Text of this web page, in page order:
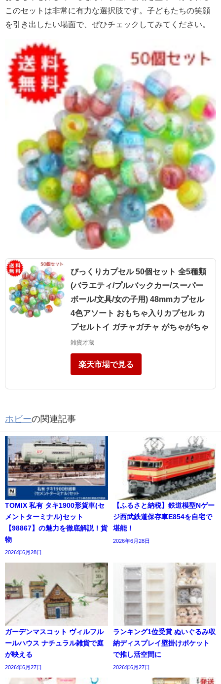
このセットは非常に有力な選択肢です。子どもたちの笑顔
を引き出したい場面で、ぜひチェックしてみてください。
びっくりカプセル 50個セット 全5種類
(バラエティ/プルバックカー/スーパー
ボール/文具/女の子用) 48mmカプセル
4色アソート おもちゃ入りカプセル カ
プセルトイ ガチャガチャ がちゃがちゃ
雑貨才蔵
楽天市場で見る
ホビーの関連記事
TOMIX 私有 タキ1900形貨車(セ
メントターミナル)セット
【98867】の魅力を徹底解説！貨
物
2026年6月28日
【ふるさと納税】鉄道模型Nゲー
ジ西武鉄道保存車E854を自宅で
堪能！
2026年6月28日
ガーデンマスコット ヴィルフル
ールハウス ナチュラル雑貨で庭
が映える
2026年6月27日
ランキング1位受賞 ぬいぐるみ収
納ディスプレイ壁掛けポケット
で推し活空間に
2026年6月27日